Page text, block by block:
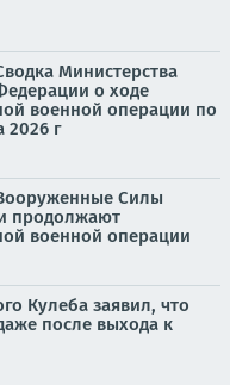
Министерства
о ходе
военной операции по
2026 г
Силы
продолжают
военной операции
Кулеба заявил, что
после выхода к